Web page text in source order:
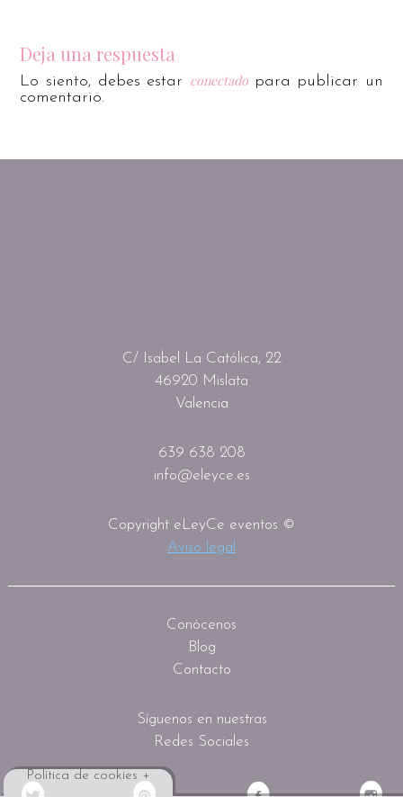
Política de cookies +
Deja una respuesta
Lo siento, debes estar conectadopara publicar un
comentario.
C/ Isabel La Católica, 22
46920 Mislata
Valencia
639 638 208
info@eleyce.es
Copyright eLeyCe eventos ©
Aviso legal
Conócenos
Blog
Contacto
Síguenos en nuestras
Redes Sociales